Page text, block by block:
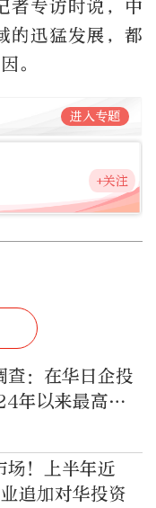
者专访时说，中
的迅猛发展，都
。
进入专题
+关注
查：在华日企投
年以来最高水
场！上半年近
追加对华投资